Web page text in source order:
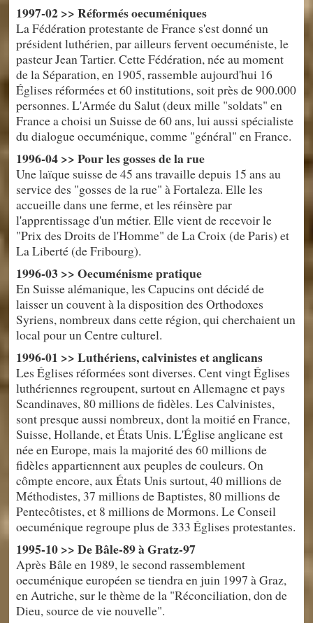
1997-02 >> Réformés oecuméniques
La Fédération protestante de France s'est donné un
président luthérien, par ailleurs fervent oecuméniste, le
pasteur Jean Tartier. Cette Fédération, née au moment
de la Séparation, en 1905, rassemble aujourd'hui 16
Églises réformées et 60 institutions, soit près de 900.000
personnes. L'Armée du Salut (deux mille "soldats" en
France a choisi un Suisse de 60 ans, lui aussi spécialiste
du dialogue oecuménique, comme "général" en France.
1996-04 >> Pour les gosses de la rue
Une laïque suisse de 45 ans travaille depuis 15 ans au
service des "gosses de la rue" à Fortaleza. Elle les
accueille dans une ferme, et les réinsère par
l'apprentissage d'un métier. Elle vient de recevoir le
"Prix des Droits de l'Homme" de La Croix (de Paris) et
La Liberté (de Fribourg).
1996-03 >> Oecuménisme pratique
En Suisse alémanique, les Capucins ont décidé de
laisser un couvent à la disposition des Orthodoxes
Syriens, nombreux dans cette région, qui cherchaient un
local pour un Centre culturel.
1996-01 >> Luthériens, calvinistes et anglicans
Les Églises réformées sont diverses. Cent vingt Églises
luthériennes regroupent, surtout en Allemagne et pays
Scandinaves, 80 millions de fidèles. Les Calvinistes,
sont presque aussi nombreux, dont la moitié en France,
Suisse, Hollande, et États Unis. L'Église anglicane est
née en Europe, mais la majorité des 60 millions de
fidèles appartiennent aux peuples de couleurs. On
cômpte encore, aux États Unis surtout, 40 millions de
Méthodistes, 37 millions de Baptistes, 80 millions de
Pentecôtistes, et 8 millions de Mormons. Le Conseil
oecuménique regroupe plus de 333 Églises protestantes.
1995-10 >> De Bâle-89 à Gratz-97
Après Bâle en 1989, le second rassemblement
oecuménique européen se tiendra en juin 1997 à Graz,
en Autriche, sur le thème de la "Réconciliation, don de
Dieu, source de vie nouvelle".